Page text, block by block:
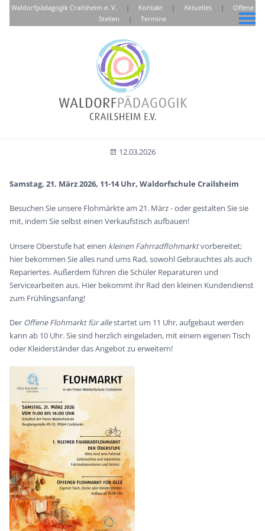
Waldorfpädagogik Crailsheim e. V. | Kontakt | Aktuelles | Offene
Stellen | Termine
12.03.2026
Samstag, 21. März 2026, 11-14 Uhr, Waldorfschule Crailsheim
Besuchen Sie unsere Flohmärkte am 21. März - oder gestalten Sie sie
mit, indem Sie selbst einen Verkaufstisch aufbauen!
Unsere Oberstufe hat einen kleinen Fahrradflohmarktvorbereitet;
hier bekommen Sie alles rund ums Rad, sowohl Gebrauchtes als auch
Repariertes. Außerdem führen die Schüler Reparaturen und
Servicearbeiten aus. Hier bekommt ihr Rad den kleinen Kundendienst
zum Frühlingsanfang!
Der Offene Flohmarkt für allestartet um 11 Uhr, aufgebaut werden
kann ab 10 Uhr. Sie sind herzlich eingeladen, mit einem eigenen Tisch
oder Kleiderständer das Angebot zu erweitern!